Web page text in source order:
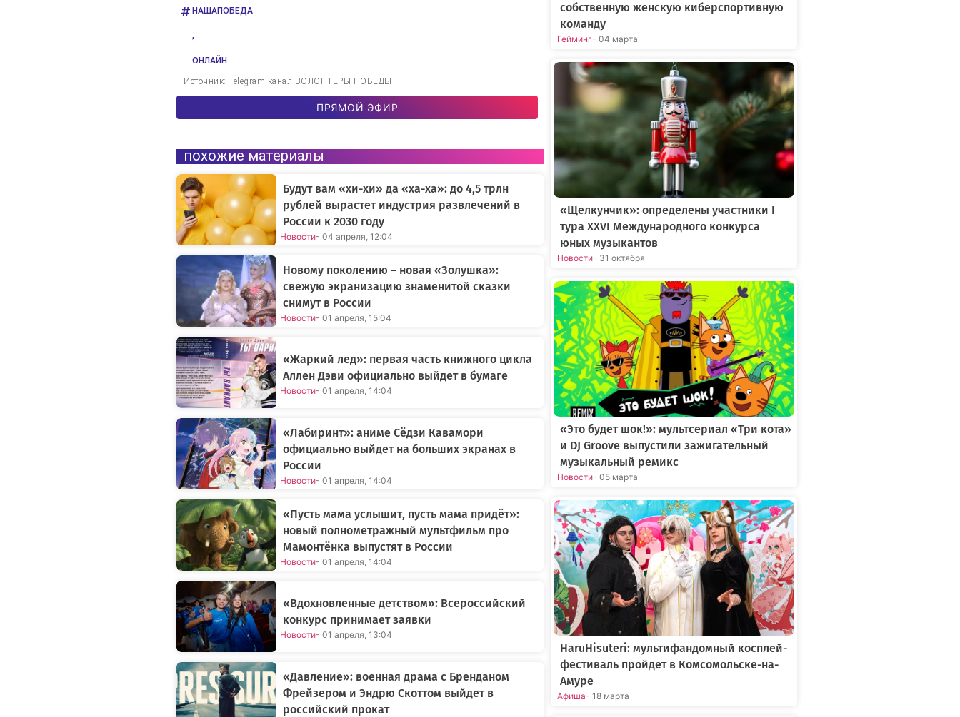
НАШАПОБЕДА
,
ОНЛАЙН
Источник: Telegram-канал ВОЛОНТЕРЫ ПОБЕДЫ
ПРЯМОЙ ЭФИР
похожие материалы
Будут вам «хи-хи» да «ха-ха»: до 4,5 трлн
рублей вырастет индустрия развлечений в
России к 2030 году
Новости- 04 апреля, 12:04
Новому поколению – новая «Золушка»:
свежую экранизацию знаменитой сказки
снимут в России
Новости- 01 апреля, 15:04
«Жаркий лед»: первая часть книжного цикла
Аллен Дэви официально выйдет в бумаге
Новости- 01 апреля, 14:04
«Лабиринт»: аниме Сёдзи Кавамори
официально выйдет на больших экранах в
России
Новости- 01 апреля, 14:04
«Пусть мама услышит, пусть мама придёт»:
новый полнометражный мультфильм про
Мамонтёнка выпустят в России
Новости- 01 апреля, 14:04
«Вдохновленные детством»: Всероссийский
конкурс принимает заявки
Новости- 01 апреля, 13:04
«Давление»: военная драма с Бренданом
Фрейзером и Эндрю Скоттом выйдет в
российский прокат
собственную женскую киберспортивную
команду
Гейминг- 04 марта
«Щелкунчик»: определены участники I
тура XXVI Международного конкурса
юных музыкантов
Новости- 31 октября
«Это будет шок!»: мультсериал «Три кота»
и DJ Groove выпустили зажигательный
музыкальный ремикс
Новости- 05 марта
HaruHisuteri: мультифандомный косплей-
фестиваль пройдет в Комсомольске-на-
Амуре
Афиша- 18 марта